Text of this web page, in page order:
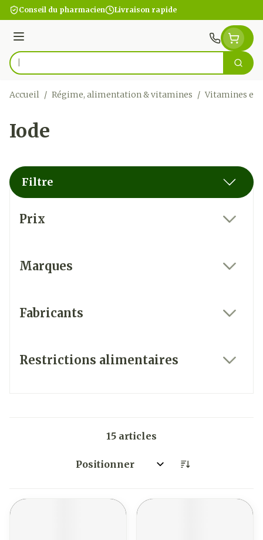
Aller au contenu
Conseil du pharmacien Livraison rapide
Menu
Rechercher
Accueil / Régime, alimentation & vitamines / Vitamines et
Iode
Filtre
Prix
Marques
Fabricants
Restrictions alimentaires
15 articles
Trier par: